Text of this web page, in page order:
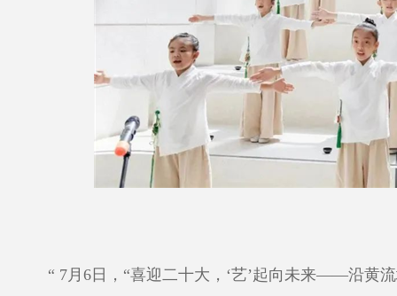
“ 7月6日，“喜迎二十大，‘艺’起向未来——沿黄